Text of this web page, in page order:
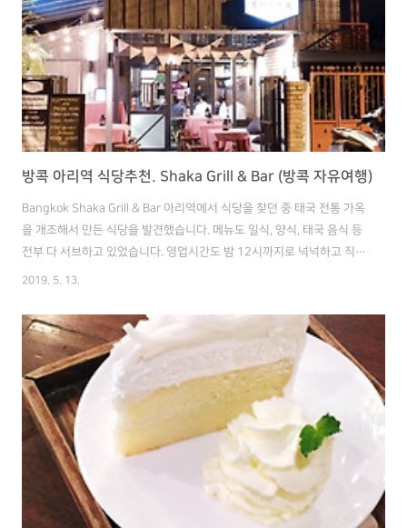
방콕 아리역 식당추천. Shaka Grill & Bar (방콕 자유여행)
Bangkok Shaka Grill & Bar 아리역에서 식당을 찾던 중 태국 전통 가옥
을 개조해서 만든 식당을 발견했습니다. 메뉴도 일식, 양식, 태국 음식 등
전부 다 서브하고 있었습니다. 영업시간도 밤 12시까지로 넉넉하고 직원
분들도 정말 친절했습니다. 또, 부자들이 사는 동내에서 영업하는 식당이
입니다ㅎㅎ 저는 기네스, 모히또, 치즈감자튀김 그리고 파스타를 주문했
습니다. 맛은 전체적으로 깔끔하고 괜찮았습니다. 분위기도 조용해서 편
안하게 먹을 수 있었습니다. 가격은 역시 태국에서 비싼 동내답게 전체적
으로 비싸네요. 가격이 감자 튀김 4천원, 파스타 8천원, 모히또 7천원 정
도로 한국보다 조금 싼 정도입니다. 파스타는 맛있습니다. 베..
2019. 5. 13.